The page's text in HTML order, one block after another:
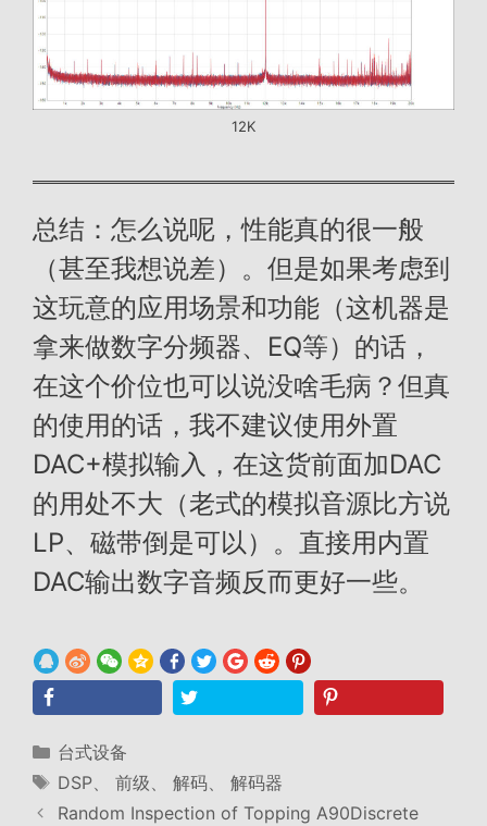
12K
总结：怎么说呢，性能真的很一般
（甚至我想说差）。但是如果考虑到
这玩意的应用场景和功能（这机器是
拿来做数字分频器、EQ等）的话，
在这个价位也可以说没啥毛病？但真
的使用的话，我不建议使用外置
DAC+模拟输入，在这货前面加DAC
的用处不大（老式的模拟音源比方说
LP、磁带倒是可以）。直接用内置
DAC输出数字音频反而更好一些。
分
类
台式设备
标
签
DSP、 前级、 解码、 解码器
Random Inspection of Topping A90Discrete